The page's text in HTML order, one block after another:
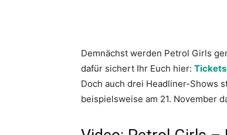
Demnächst werden Petrol Girls
dafür sichert Ihr Euch hier: Tickets
Doch auch drei Headliner-Shows
beispielsweise am 21. November